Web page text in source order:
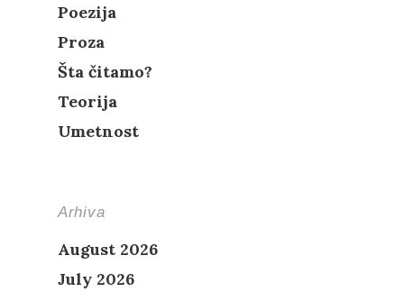
Poezija
Proza
Šta čitamo?
Teorija
Umetnost
Arhiva
August 2026
July 2026